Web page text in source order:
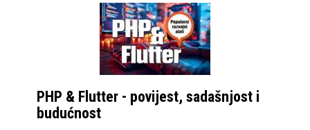
PHP & Flutter - povijest, sadašnjost i
budućnost